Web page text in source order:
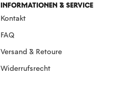
INFORMATIONEN & SERVICE
Kontakt
FAQ
Versand & Retoure
Widerrufsrecht